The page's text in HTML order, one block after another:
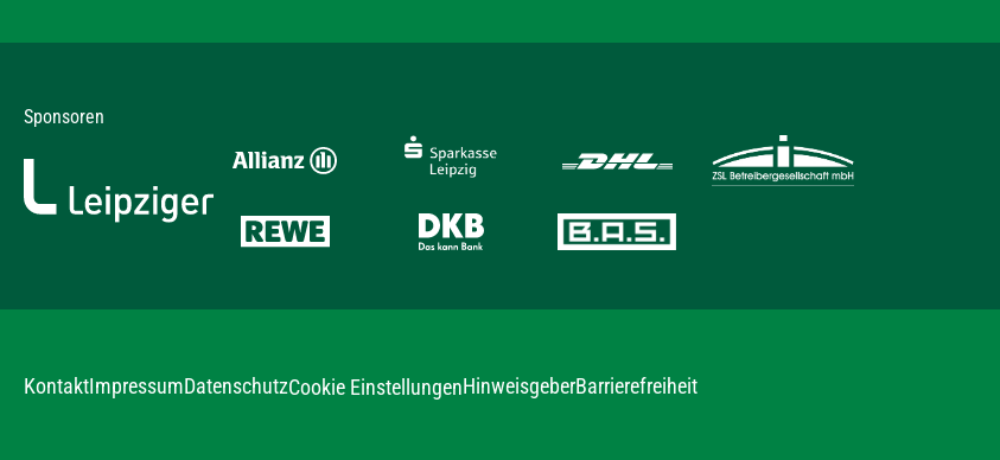
Sponsoren
KontaktImpressumDatenschutzCookie EinstellungenHinweisgeberBarrierefreiheit